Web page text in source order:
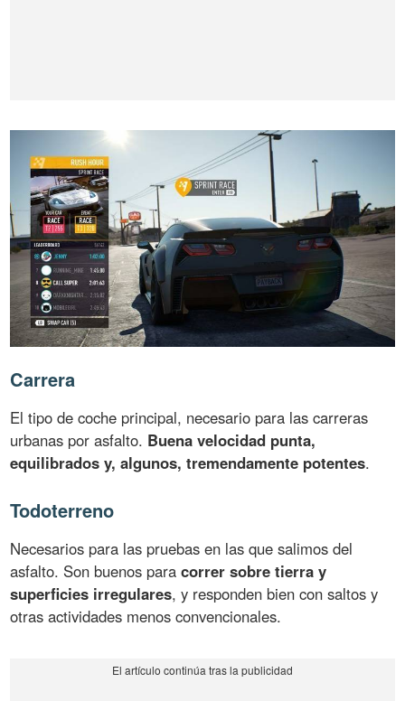
Carrera
El tipo de coche principal, necesario para las carreras
urbanas por asfalto. Buena velocidad punta,
equilibrados y, algunos, tremendamente potentes.
Todoterreno
Necesarios para las pruebas en las que salimos del
asfalto. Son buenos paracorrer sobre tierra y
superficies irregulares, y responden bien con saltos y
otras actividades menos convencionales.